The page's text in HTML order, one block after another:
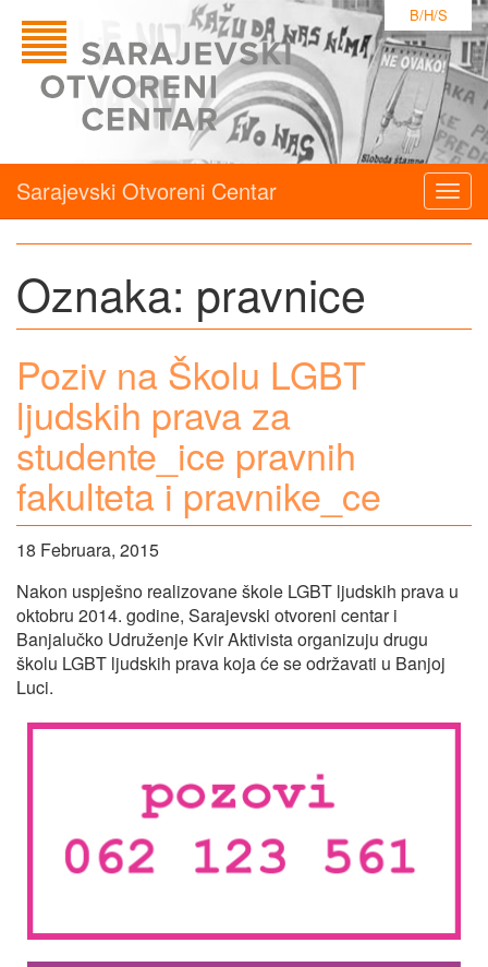
B/H/S
Sarajevski Otvoreni Centar
Oznaka: pravnice
Poziv na Školu LGBT
ljudskih prava za
studente_ice pravnih
fakulteta i pravnike_ce
18 Februara, 2015
Nakon uspješno realizovane škole LGBT ljudskih prava u
oktobru 2014. godine, Sarajevski otvoreni centar i
Banjalučko Udruženje Kvir Aktivista organizuju drugu
školu LGBT ljudskih prava koja će se održavati u Banjoj
Luci.